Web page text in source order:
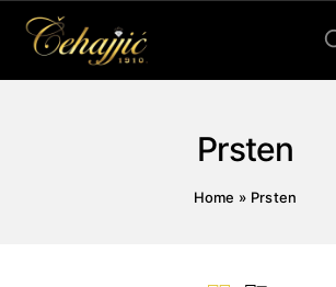
Prsten
Home » Prsten